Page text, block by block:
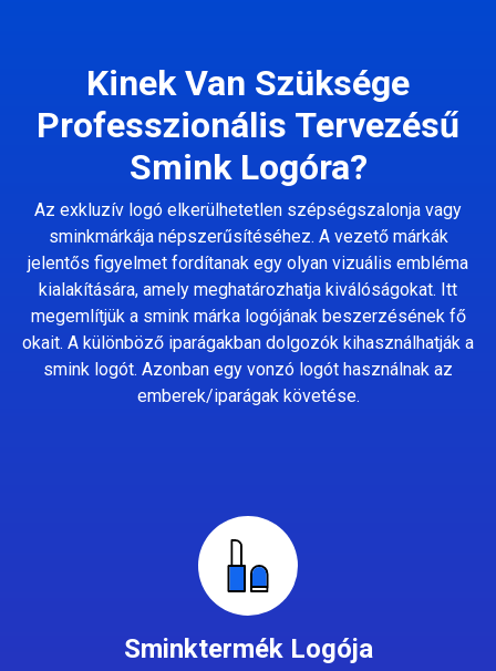
Kinek Van Szüksége
Professzionális Tervezésű
Smink Logóra?
Az exkluzív logó elkerülhetetlen szépségszalonja vagy
sminkmárkája népszerűsítéséhez. A vezető márkák
jelentős figyelmet fordítanak egy olyan vizuális embléma
kialakítására, amely meghatározhatja kiválóságokat. Itt
megemlítjük a smink márka logójának beszerzésének fő
okait. A különböző iparágakban dolgozók kihasználhatják a
smink logót. Azonban egy vonzó logót használnak az
emberek/iparágak követése.
Sminktermék Logója